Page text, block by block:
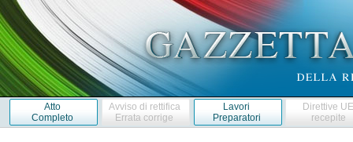
Atto
Completo
Avviso di rettifica
Errata corrige
Lavori
Preparatori
Direttive
recepite